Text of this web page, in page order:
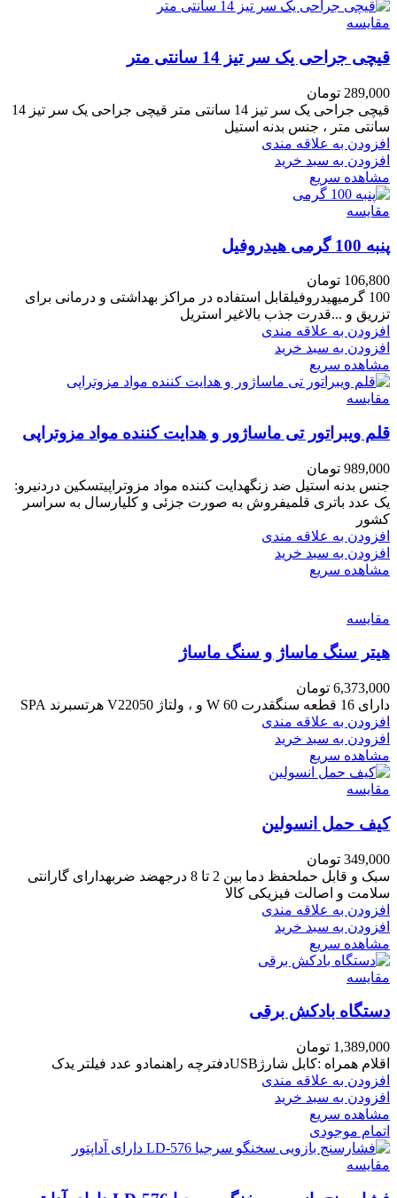
مقایسه
قیچی جراحی یک سر تیز 14 سانتی متر
289,000 تومان
قیچی جراحی یک سر تیز 14 سانتی متر قیچی جراحی یک سر تیز 14
سانتی متر ، جنس بدنه استیل
افزودن به علاقه مندی
افزودن به سبد خرید
مشاهده سریع
مقایسه
پنبه 100 گرمی هیدروفیل
106,800 تومان
100 گرمیهیدروفیلقابل استفاده در مراکز بهداشتی و درمانی برای
تزریق و ...قدرت جذب بالاغیر استریل
افزودن به علاقه مندی
افزودن به سبد خرید
مشاهده سریع
مقایسه
قلم ویبراتور تی ماساژور و هدایت کننده مواد مزوتراپی
989,000 تومان
جنس بدنه استیل ضد زنگهدایت کننده مواد مزوتراپیتسکین دردنیرو:
یک عدد باتری قلمیفروش به صورت جزئی و کلیارسال به سراسر
کشور
افزودن به علاقه مندی
افزودن به سبد خرید
مشاهده سریع
مقایسه
هیتر سنگ ماساژ و سنگ ماساژ
6,373,000 تومان
دارای 16 قطعه سنگقدرت 60 W و ، ولتاژ V22050 هرتسبرند SPA
افزودن به علاقه مندی
افزودن به سبد خرید
مشاهده سریع
مقایسه
کیف حمل انسولین
349,000 تومان
سبک و قابل حملحفظ دما بین 2 تا 8 درجهضد ضربهدارای گارانتی
سلامت و اصالت فیزیکی کالا
افزودن به علاقه مندی
افزودن به سبد خرید
مشاهده سریع
مقایسه
دستگاه بادکش برقی
1,389,000 تومان
اقلام همراه :کابل شارژUSBدفترچه راهنمادو عدد فیلتر یدک
افزودن به علاقه مندی
افزودن به سبد خرید
مشاهده سریع
اتمام موجودی
مقایسه